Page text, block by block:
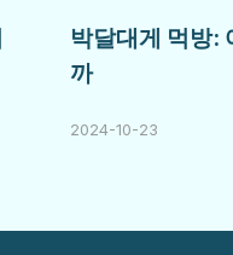
박달대게 먹방:
까
2024-10-23